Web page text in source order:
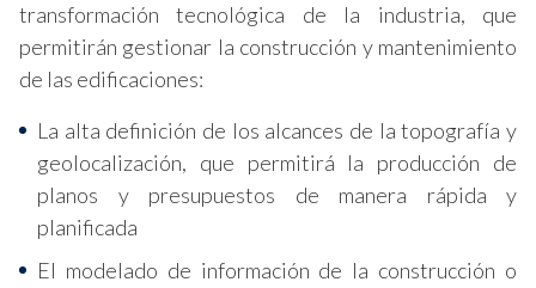
transformación tecnológica de la industria, que
permitirán gestionar la construcción y mantenimiento
de las edificaciones:
La alta definición de los alcances de la topografía y
geolocalización, que permitirá la producción de
planos y presupuestos de manera rápida y
planificada
El modelado de información de la construcción o